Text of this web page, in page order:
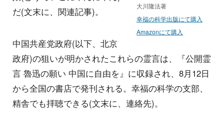
大川隆法著
幸福の科学出版にて購入
Amazonにて購入
だ(文末に、関連記事)。
中国共産党政府(以下、北京
政府)の狙いが明かされたこれらの霊言は、『公開霊
言 魯迅の願い 中国に自由を』に収録され、8月12日
から全国の書店で発刊される。幸福の科学の支部、
精舎でも拝聴できる(文末に、連絡先)。